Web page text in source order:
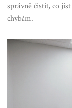
správně čistit, co
chybám.